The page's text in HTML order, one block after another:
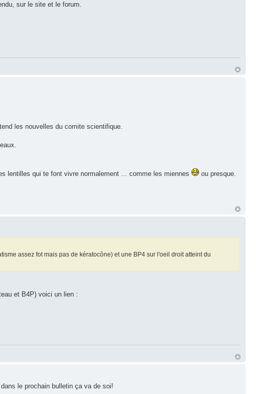
sur le site et le forum.
les nouvelles du comite scientifique.
lentilles qui te font vivre normalement ... comme les miennes ou presque.
assez fot mais pas de kératocône) et une BP4 sur l'oeil droit atteint du
et B4P) voici un lien :
le prochain bulletin ça va de soi!